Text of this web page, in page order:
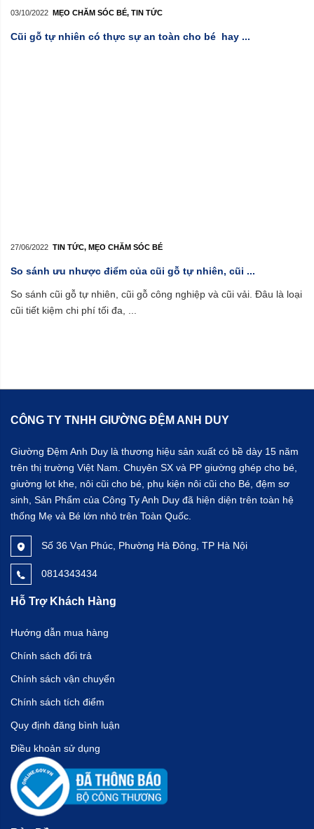
03/10/2022 MẸO CHĂM SÓC BÉ, TIN TỨC
Cũi gỗ tự nhiên có thực sự an toàn cho bé hay ...
27/06/2022 TIN TỨC, MẸO CHĂM SÓC BÉ
So sánh ưu nhược điểm của cũi gỗ tự nhiên, cũi ...
So sánh cũi gỗ tự nhiên, cũi gỗ công nghiệp và cũi vải. Đâu là loại
cũi tiết kiệm chi phí tối đa, ...
CÔNG TY TNHH GIƯỜNG ĐỆM ANH DUY
Giường Đệm Anh Duy là thương hiệu sản xuất có bề dày 15 năm
trên thị trường Việt Nam. Chuyên SX và PP giường ghép cho bé,
giường lọt khe, nôi cũi cho bé, phụ kiện nôi cũi cho Bé, đệm sơ
sinh, Sản Phẩm của Công Ty Anh Duy đã hiện diện trên toàn hệ
thống Mẹ và Bé lớn nhỏ trên Toàn Quốc.
Số 36 Vạn Phúc, Phường Hà Đông, TP Hà Nội
0814343434
Hỗ Trợ Khách Hàng
Hướng dẫn mua hàng
Chính sách đổi trả
Chính sách vận chuyển
Chính sách tích điểm
Quy định đăng bình luận
Điều khoản sử dụng